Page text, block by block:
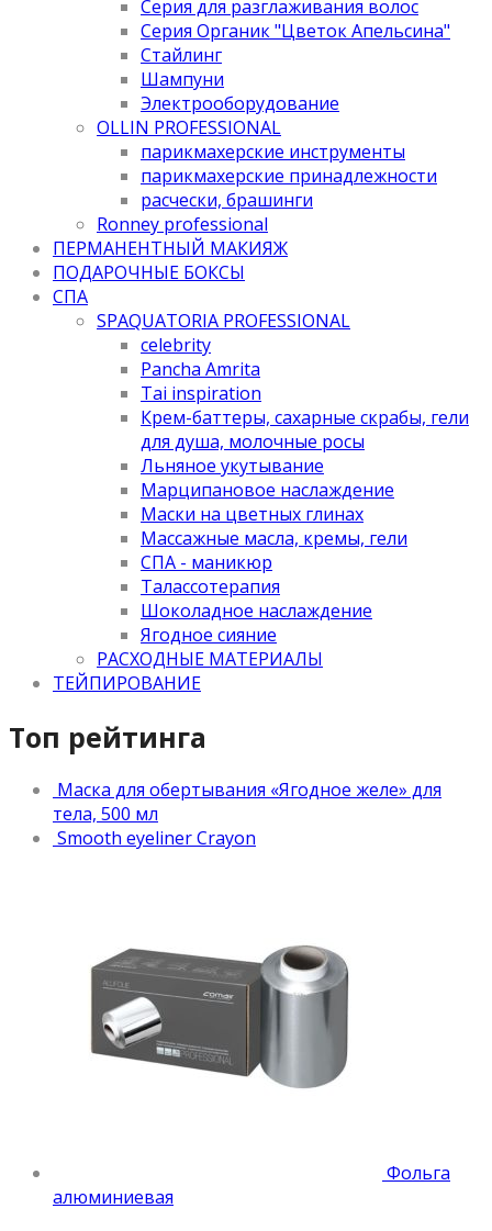
Серия для разглаживания волос
Серия Органик "Цветок Апельсина"
Стайлинг
Шампуни
Электрооборудование
OLLIN PROFESSIONAL
парикмахерские инструменты
парикмахерские принадлежности
расчески, брашинги
Ronney professional
ПЕРМАНЕНТНЫЙ МАКИЯЖ
ПОДАРОЧНЫЕ БОКСЫ
СПА
SPAQUATORIA PROFESSIONAL
celebrity
Pancha Amrita
Tai inspiration
Крем-баттеры, сахарные скрабы, гели
для душа, молочные росы
Льняное укутывание
Марципановое наслаждение
Маски на цветных глинах
Массажные масла, кремы, гели
СПА - маникюр
Талассотерапия
Шоколадное наслаждение
Ягодное сияние
РАСХОДНЫЕ МАТЕРИАЛЫ
ТЕЙПИРОВАНИЕ
Топ рейтинга
Маска для обертывания «Ягодное желе» для
тела, 500 мл
Smooth eyeliner Crayon
Фольга
алюминиевая